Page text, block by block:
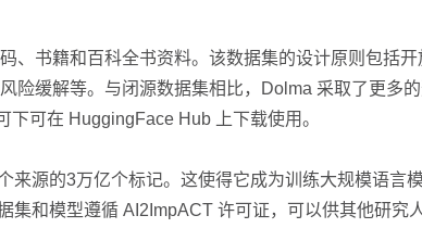
书籍和百科全书资料。该数据集的设计原则包括开
险缓解等。与闭源数据集相比，Dolma 采取了更多
可在 HuggingFace Hub 上下载使用。
源的3万亿个标记。这使得它成为训练大规模语言模
和模型遵循 AI2ImpACT 许可证，可以供其他研究